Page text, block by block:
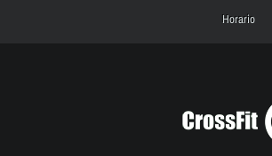
Horario